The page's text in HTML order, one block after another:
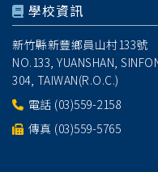
學校資訊
新竹縣新豐鄉員山村133號
NO.133, YUANSHAN,
304, TAIWAN(R.O.C.)
電話 (03)559-2158
傳真 (03)559-5765